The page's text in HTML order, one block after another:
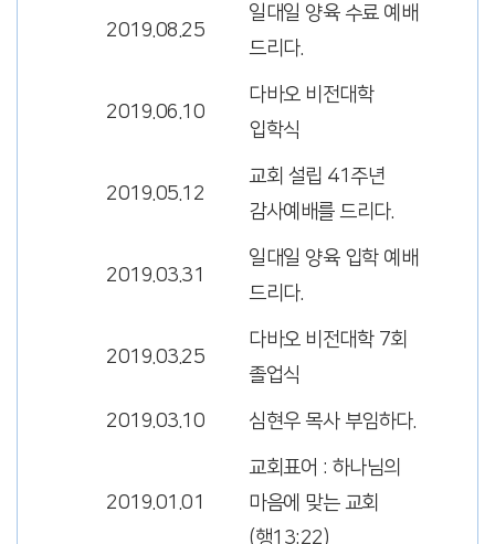
2019.08.25
일대일 양육 수료 예배
드리다.
2019.06.10
다바오 비전대학
입학식
2019.05.12
교회 설립 41주년
감사예배를 드리다.
2019.03.31
일대일 양육 입학 예배
드리다.
2019.03.25
다바오 비전대학 7회
졸업식
2019.03.10 심현우 목사 부임하다.
2019.01.01
교회표어 : 하나님의
마음에 맞는 교회
(행13:22)